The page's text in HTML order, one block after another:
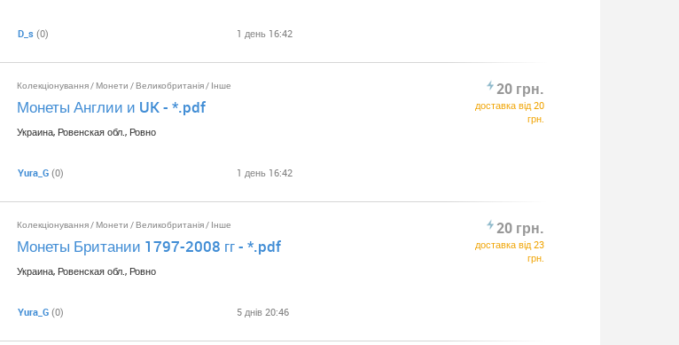
D_s (0) 1 день 16:42
20 грн.
доставка від 20
грн.
Колекціонування/ Монети / Великобританія/ Інше
Монеты Англии и UK - *.pdf
Украина, Ровенская обл., Ровно
Yura_G (0) 1 день 16:42
20 грн.
доставка від 23
грн.
Колекціонування/ Монети / Великобританія/ Інше
Монеты Британии 1797-2008 гг - *.pdf
Украина, Ровенская обл., Ровно
Yura_G (0) 5 днів 20:46